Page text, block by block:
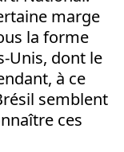
marge
la forme
Unis, dont le
à ce
semblent
ces